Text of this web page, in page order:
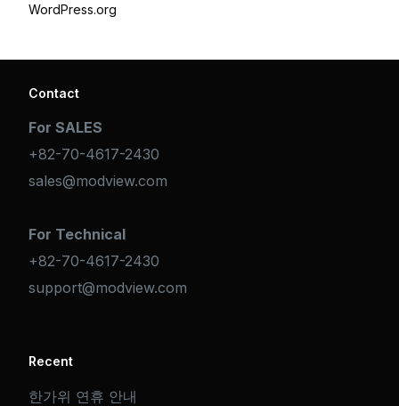
WordPress.org
Contact
For SALES
+82-70-4617-2430
sales@modview.com
For Technical
+82-70-4617-2430
support@modview.com
Recent
한가위 연휴 안내